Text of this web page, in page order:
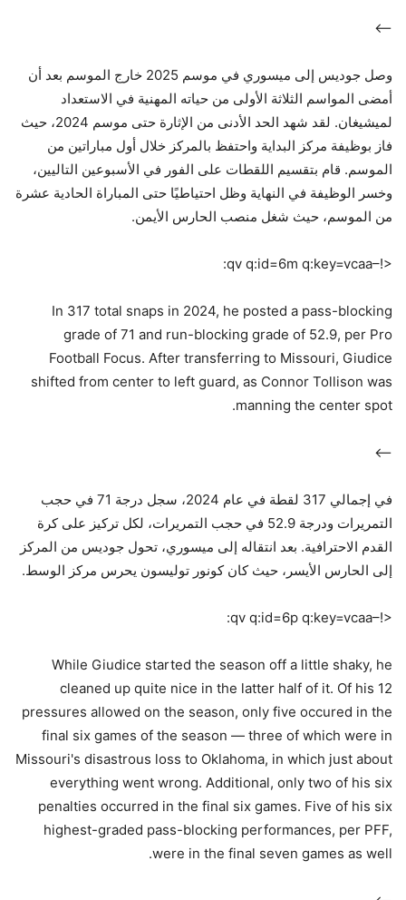
–>
وصل جوديس إلى ميسوري في موسم 2025 خارج الموسم بعد أن
أمضى المواسم الثلاثة الأولى من حياته المهنية في الاستعداد
لميشيغان. لقد شهد الحد الأدنى من الإثارة حتى موسم 2024، حيث
فاز بوظيفة مركز البداية واحتفظ بالمركز خلال أول مباراتين من
الموسم. قام بتقسيم اللقطات على الفور في الأسبوعين التاليين،
وخسر الوظيفة في النهاية وظل احتياطيًا حتى المباراة الحادية عشرة
من الموسم، حيث شغل منصب الحارس الأيمن.
<!–qv q:id=6m q:key=vcaa:
In 317 total snaps in 2024, he posted a pass-blocking
grade of 71 and run-blocking grade of 52.9, per Pro
Football Focus. After transferring to Missouri, Giudice
shifted from center to left guard, as Connor Tollison was
manning the center spot.
–>
في إجمالي 317 لقطة في عام 2024، سجل درجة 71 في حجب
التمريرات ودرجة 52.9 في حجب التمريرات، لكل تركيز على كرة
القدم الاحترافية. بعد انتقاله إلى ميسوري، تحول جوديس من المركز
إلى الحارس الأيسر، حيث كان كونور توليسون يحرس مركز الوسط.
<!–qv q:id=6p q:key=vcaa:
While Giudice started the season off a little shaky, he
cleaned up quite nice in the latter half of it. Of his 12
pressures allowed on the season, only five occured in the
final six games of the season — three of which were in
Missouri's disastrous loss to Oklahoma, in which just about
everything went wrong. Additional, only two of his six
penalties occurred in the final six games. Five of his six
highest-graded pass-blocking performances, per PFF,
were in the final seven games as well.